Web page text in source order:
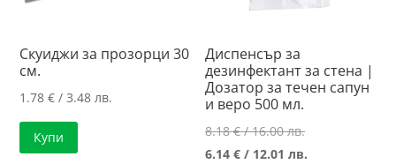
Скуиджи за прозорци 30
см.
1.78€ / 3.48 лв.
Купи
Диспенсър за
дезинфектант за стена |
Дозатор за течен сапун
и веро 500 мл.
8.18€/ 16.00 лв.Original
price
6.14€ / 12.01 лв.